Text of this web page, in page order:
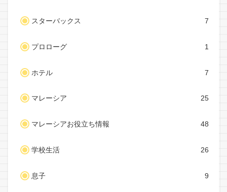
スターバックス 7
プロローグ 1
ホテル 7
マレーシア 25
マレーシアお役立ち情報 48
学校生活 26
息子 9